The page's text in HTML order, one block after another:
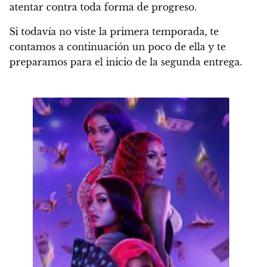
atentar contra toda forma de progreso.
Si todavía no viste la primera temporada, te
contamos a continuación un poco de ella y te
preparamos para el inicio de la segunda entrega.